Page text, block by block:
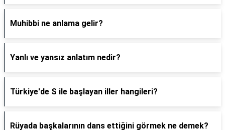
Muhibbi ne anlama gelir?
Yanlı ve yansız anlatım nedir?
Türkiye'de S ile başlayan iller hangileri?
Rüyada başkalarının dans ettiğini görmek ne demek?